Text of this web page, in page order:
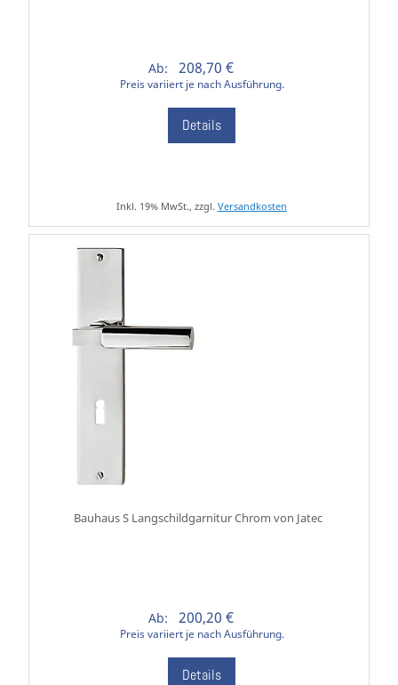
Ab: 208,70 €
Preis variiert je nach Ausführung.
Details
Inkl. 19% MwSt., zzgl. Versandkosten
Bauhaus S Langschildgarnitur Chrom von Jatec
Ab: 200,20 €
Preis variiert je nach Ausführung.
Details